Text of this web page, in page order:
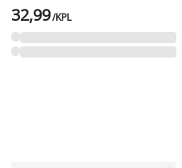
32,99/KPL